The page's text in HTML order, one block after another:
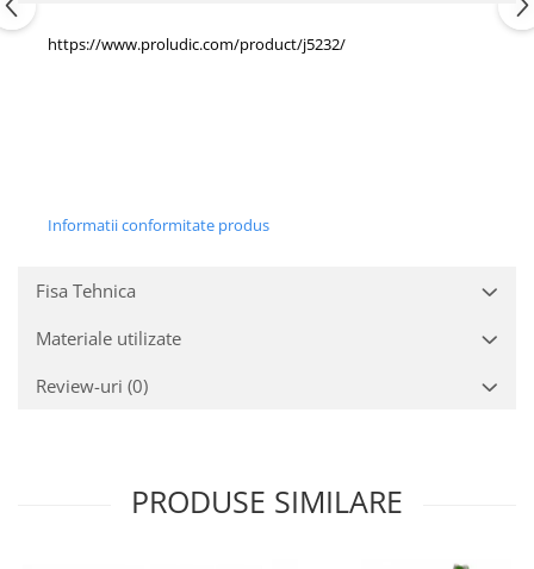
Foisoare si pergole
Rastel Biciclete
https://www.proludic.com/product/j5232/
Informatii conformitate produs
Fisa Tehnica
Materiale utilizate
Review-uri (0)
PRODUSE SIMILARE